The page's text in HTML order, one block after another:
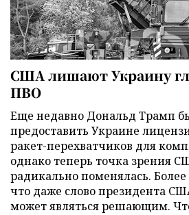
США лишают Украину
ПВО
Еще недавно Дональд Трамп
предоставить Украине
ракет-перехватчиков для
однако теперь точка зрения
радикально поменялась. Более
что даже слово президента
может являться решающим.